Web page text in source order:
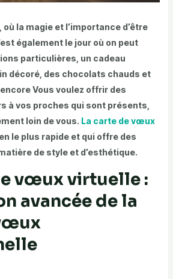
où la magie et l’importance d’être
également le jour où on peut
particulières, un cadeau
décoré, des chocolats chauds et
Vous voulez offrir des
à vos proches qui sont présents,
loin de vous. La carte de vœux
le plus rapide et qui offre des
de style et d’esthétique.
vœux virtuelle :
avancée de la